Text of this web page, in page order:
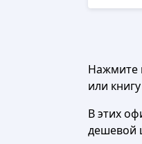
Нажмите
или
В этих
дешевой